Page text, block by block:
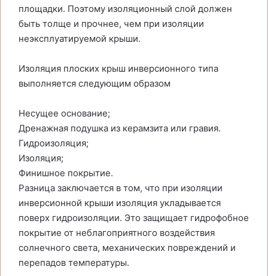
площадки. Поэтому изоляционный слой должен
быть толще и прочнее, чем при изоляции
неэксплуатируемой крыши.
Изоляция плоских крыш инверсионного типа
выполняется следующим образом
Несущее основание;
Дренажная подушка из керамзита или гравия.
Гидроизоляция;
Изоляция;
Финишное покрытие.
Разница заключается в том, что при изоляции
инверсионной крыши изоляция укладывается
поверх гидроизоляции. Это защищает гидрофобное
покрытие от неблагоприятного воздействия
солнечного света, механических повреждений и
перепадов температуры.